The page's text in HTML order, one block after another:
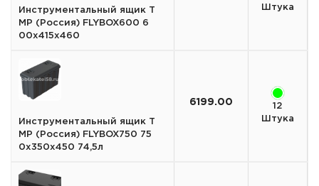
Инструментальный ящик T
MP (Россия) FLYBOX600 6
00х415х460
Штука
Инструментальный ящик T
MP (Россия) FLYBOX750 75
0х350х450 74,5л
6199.00
12
Штука